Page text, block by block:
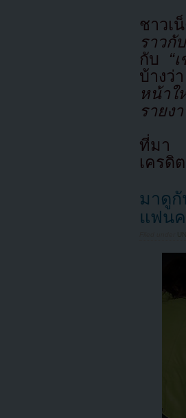
ชาว
ราวกั
กับ “
บ้างว่
หน้าใ
รายง
ที่มา
เครดิ
มาดู
แฟนค